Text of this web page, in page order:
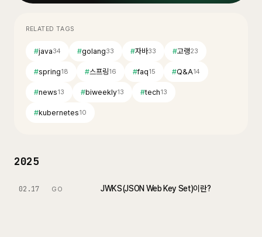
RELATED TAGS
#java34 #golang33 #자바33 #고랭23
#spring18 #스프링16 #faq15 #Q&A14
#news13 #biweekly13 #tech13
#kubernetes10
2025
02.17 GO JWKS(JSON Web Key Set)이란?